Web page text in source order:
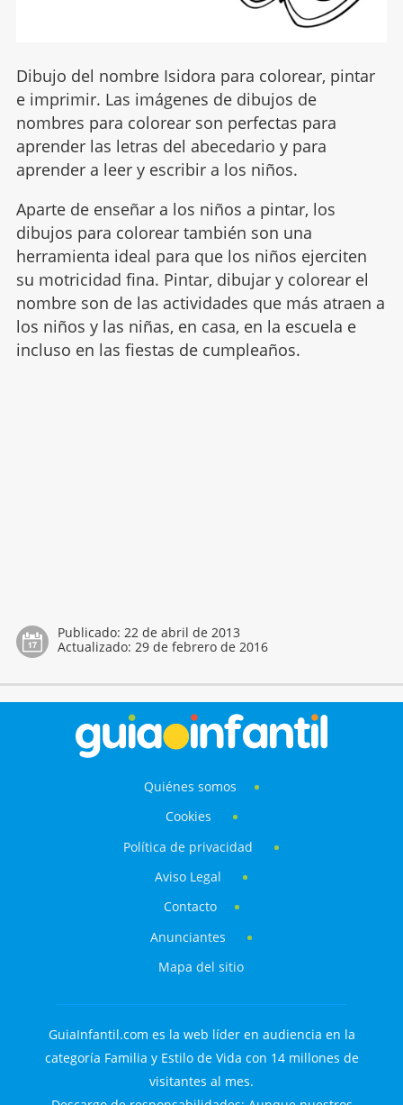
Dibujo del nombre Isidora para colorear, pintar
e imprimir. Las imágenes de dibujos de
nombres para colorear son perfectas para
aprender las letras del abecedario y para
aprender a leer y escribir a los niños.
Aparte de enseñar a los niños a pintar, los
dibujos para colorear también son una
herramienta ideal para que los niños ejerciten
su motricidad fina. Pintar, dibujar y colorear el
nombre son de las actividades que más atraen a
los niños y las niñas, en casa, en la escuela e
incluso en las fiestas de cumpleaños.
Publicado: 22 de abril de 2013
Actualizado: 29 de febrero de 2016
Quiénes somos
Cookies
Política de privacidad
Aviso Legal
Contacto
Anunciantes
Mapa del sitio
GuiaInfantil.com es la web líder en audiencia en la
categoría Familia y Estilo de Vida con 14 millones de
visitantes al mes.